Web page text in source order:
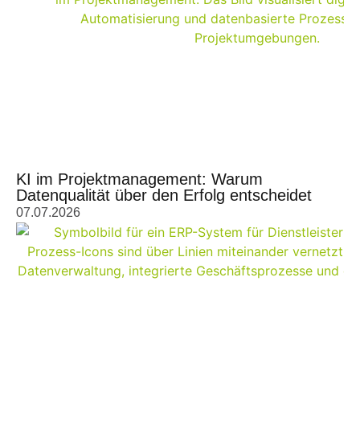
KI im Projektmanagement: Warum
Datenqualität über den Erfolg entscheidet
07.07.2026